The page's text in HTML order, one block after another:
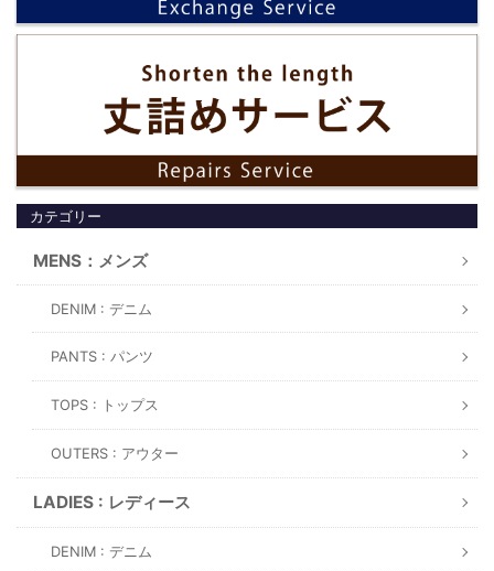
カテゴリー
MENS：メンズ
DENIM : デニム
PANTS : パンツ
TOPS : トップス
OUTERS : アウター
LADIES : レディース
DENIM : デニム